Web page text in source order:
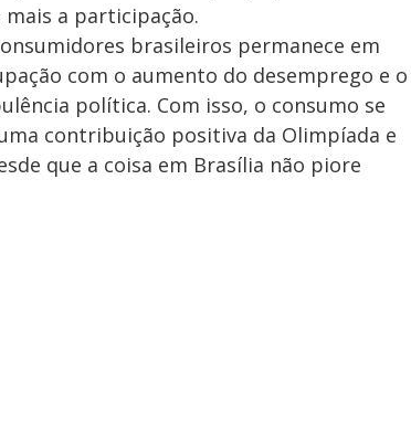
a participação.
brasileiros permanece em
com o aumento do desemprego e o
política. Com isso, o consumo se
contribuição positiva da Olimpíada e
que a coisa em Brasília não piore